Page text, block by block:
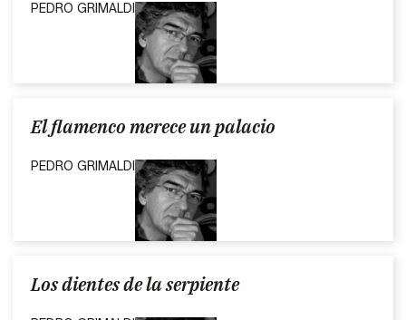
PEDRO GRIMALDI
El flamenco merece un palacio
PEDRO GRIMALDI
Los dientes de la serpiente